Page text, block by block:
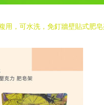
用，可水洗，免釘牆壁貼式肥皂